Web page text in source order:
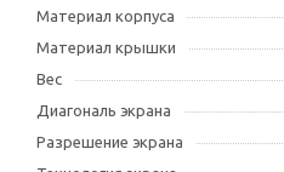
Материал корпуса
Материал крышки
Вес
Диагональ экрана
Разрешение экрана